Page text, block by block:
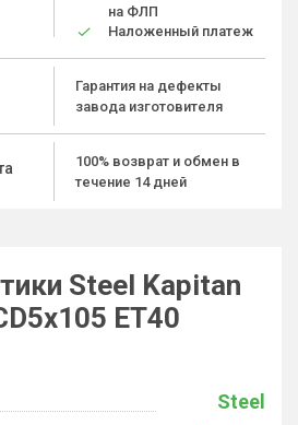
на ФЛП
Наложенный платеж
Гарантия на дефекты
завода изготовителя
100% возврат и обмен в
течение 14 дней
Steel Kapitan
ET40
Steel